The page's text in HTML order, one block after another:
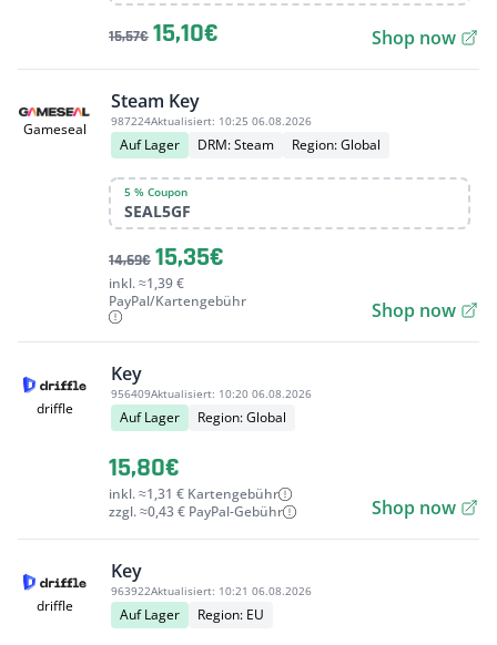
15,57€ 15,10€ Shop now
Gameseal
Steam Key
987224Aktualisiert: 10:25 06.08.2026
Auf Lager DRM: Steam Region: Global
5 % Coupon
SEAL5GF
14,69€ 15,35€
inkl. ≈1,39 €
PayPal/Kartengebühr
Shop now
driffle
Key
956409Aktualisiert: 10:20 06.08.2026
Auf Lager Region: Global
15,80€
inkl. ≈1,31 € Kartengebühr
zzgl. ≈0,43 € PayPal-Gebühr
Shop now
driffle
Key
963922Aktualisiert: 10:21 06.08.2026
Auf Lager Region: EU